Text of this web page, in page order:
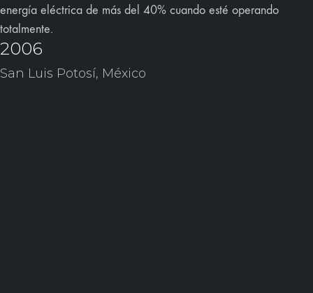
energía eléctrica de más del 40% cuando esté operando
totalmente.
2006
San Luis Potosí, México